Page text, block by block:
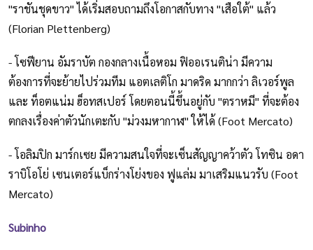
"ราชันชุดขาว" ได้เริ่มสอบถามถึงโอกาสกับทาง "เสือใต้" แล้ว
(Florian Plettenberg)
- โซฟียาน อัมราบัต กองกลางเนื้อหอม ฟิออเรนติน่า มีความ
ต้องการที่จะย้ายไปร่วมทีม แอตเลติโก มาดริด มากกว่า ลิเวอร์พูล
และ ท็อตแน่ม ฮ็อทสเปอร์ โดยตอนนี้ขึ้นอยู่กับ "ตราหมี" ที่จะต้อง
ตกลงเรื่องค่าตัวนักเตะกับ "ม่วงมหากาฬ" ให้ได้ (Foot Mercato)
- โอลิมปิก มาร์กเซย มีความสนใจที่จะเซ็นสัญญาคว้าตัว โทซิน อดา
ราบิโอโย่ เซนเตอร์แบ็กร่างโย่งของ ฟูแล่ม มาเสริมแนวรับ (Foot
Mercato)
Subinho